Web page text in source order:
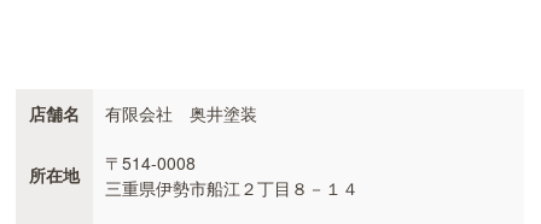
店舗名 有限会社 奥井塗装
所在地
〒514-0008
三重県伊勢市船江２丁目８－１４